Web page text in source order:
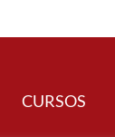
CURSOS